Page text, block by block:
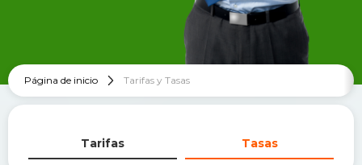
Página de inicio Tarifas y Tasas
Tarifas Tasas